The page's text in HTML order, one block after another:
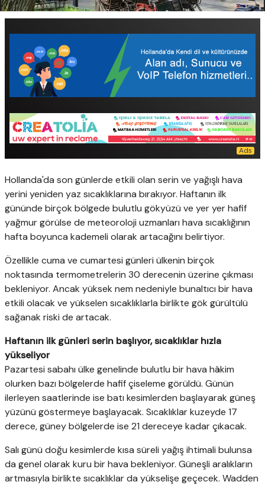
Hollanda'da son günlerde etkili olan serin ve yağışlı hava
yerini yeniden yaz sıcaklıklarına bırakıyor. Haftanın ilk
gününde birçok bölgede bulutlu gökyüzü ve yer yer hafif
yağmur görülse de meteoroloji uzmanları hava sıcaklığının
hafta boyunca kademeli olarak artacağını belirtiyor.
Özellikle cuma ve cumartesi günleri ülkenin birçok
noktasında termometrelerin 30 derecenin üzerine çıkması
bekleniyor. Ancak yüksek nem nedeniyle bunaltıcı bir hava
etkili olacak ve yükselen sıcaklıklarla birlikte gök gürültülü
sağanak riski de artacak.
Haftanın ilk günleri serin başlıyor, sıcaklıklar hızla
yükseliyor
Pazartesi sabahı ülke genelinde bulutlu bir hava hâkim
olurken bazı bölgelerde hafif çiseleme görüldü. Günün
ilerleyen saatlerinde ise batı kesimlerden başlayarak güneş
yüzünü göstermeye başlayacak. Sıcaklıklar kuzeyde 17
derece, güney bölgelerde ise 21 dereceye kadar çıkacak.
Salı günü doğu kesimlerde kısa süreli yağış ihtimali bulunsa
da genel olarak kuru bir hava bekleniyor. Güneşli aralıkların
artmasıyla birlikte sıcaklıklar da yükselişe geçecek. Wadden